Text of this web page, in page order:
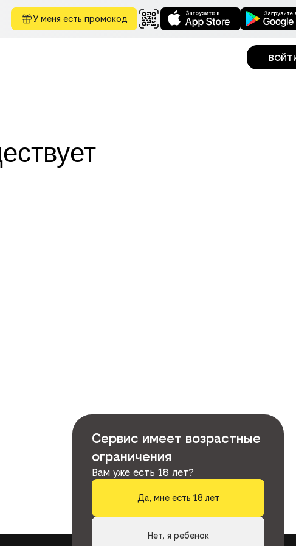
У меня есть промокод
Сервис имеет возрастные
ограничения
Вам уже есть 18 лет?
Да, мне есть 18 лет
Нет, я ребенок